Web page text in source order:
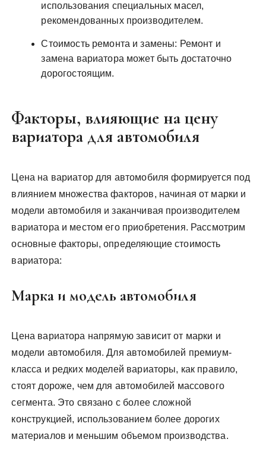
использования специальных масел,
рекомендованных производителем.
Стоимость ремонта и замены: Ремонт и
замена вариатора может быть достаточно
дорогостоящим.
Факторы, влияющие на цену
вариатора для автомобиля
Цена на вариатор для автомобиля формируется под
влиянием множества факторов, начиная от марки и
модели автомобиля и заканчивая производителем
вариатора и местом его приобретения. Рассмотрим
основные факторы, определяющие стоимость
вариатора:
Марка и модель автомобиля
Цена вариатора напрямую зависит от марки и
модели автомобиля. Для автомобилей премиум-
класса и редких моделей вариаторы, как правило,
стоят дороже, чем для автомобилей массового
сегмента. Это связано с более сложной
конструкцией, использованием более дорогих
материалов и меньшим объемом производства.